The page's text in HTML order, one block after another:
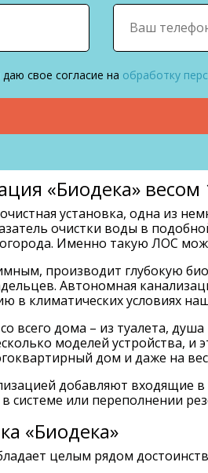
свое согласие на обработку
«Биодека»
установка, одна из
очистки воды в
Именно такую ЛОС
производит глубокую
Автономная
в климатических условиях
всего дома – из туалета,
моделей устройства,
дом и даже на
добавляют входящие
системе или переполнении
«Биодека»
целым рядом